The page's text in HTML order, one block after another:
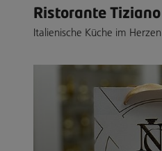
Ristorante Tiziano
Italienische Küche im